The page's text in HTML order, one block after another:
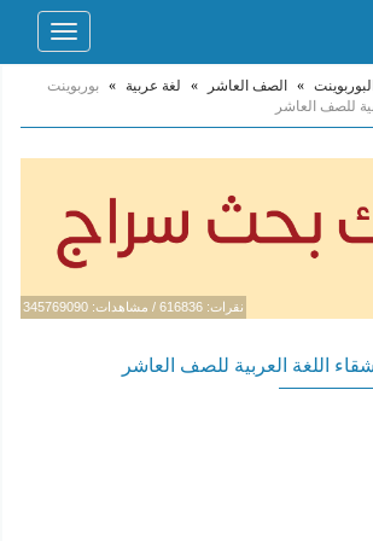
Toggle
» الصف العاشر » لغة عربية » بوربوينت
للصف العاشر
نقرات: 616836 / مشاهدات: 345769090
اللغة العربية للصف العاشر